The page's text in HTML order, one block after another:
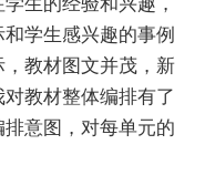
学生感兴趣的事例
教材图文并茂，新
教材整体编排有了
意图，对每单元的